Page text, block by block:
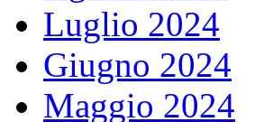
Luglio 2024
Giugno 2024
Maggio 2024